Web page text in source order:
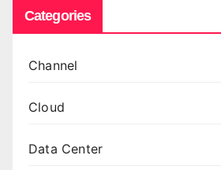
Categories
Channel
Cloud
Data Center